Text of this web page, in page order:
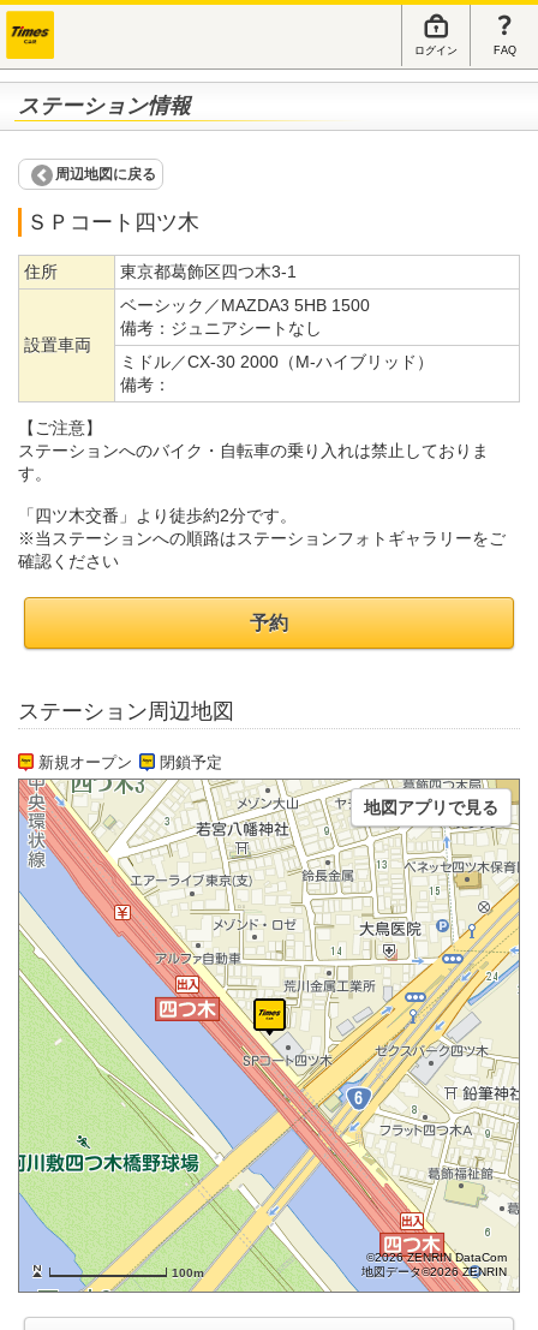
ログイン FAQ
ステーション情報
周辺地図に戻る
ＳＰコート四ツ木
住所 東京都葛飾区四つ木3-1
設置車両
ベーシック／MAZDA3 5HB 1500
備考： ジュニアシートなし
ミドル／CX-30 2000（M-ハイブリッド）
備考：
【ご注意】
ステーションへのバイク・自転車の乗り入れは禁止しておりま
す。
「四ツ木交番」より徒歩約2分です。
※当ステーションへの順路はステーションフォトギャラリーをご
確認ください
予約
ステーション周辺地図
新規オープン 閉鎖予定
100m
©2026 ZENRIN DataCom
地図データ©2026 ZENRIN
地図アプリで見る